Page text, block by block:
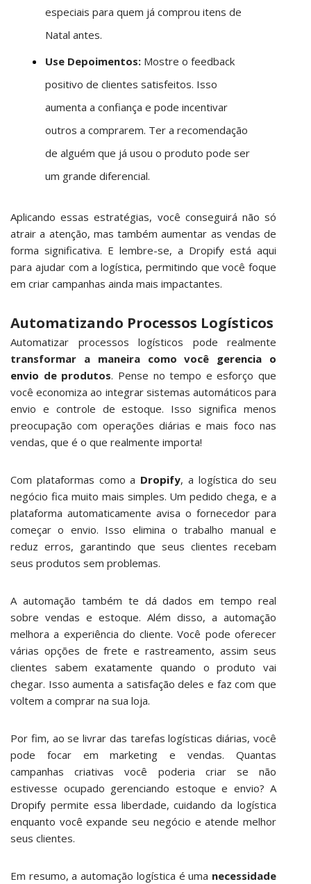
especiais para quem já comprou itens de
Natal antes.
Use Depoimentos: Mostre o feedback
positivo de clientes satisfeitos. Isso
aumenta a confiança e pode incentivar
outros a comprarem. Ter a recomendação
de alguém que já usou o produto pode ser
um grande diferencial.
Aplicando essas estratégias, você conseguirá não só
atrair a atenção, mas também aumentar as vendas de
forma significativa. E lembre-se, a Dropify está aqui
para ajudar com a logística, permitindo que você foque
em criar campanhas ainda mais impactantes.
Automatizando Processos Logísticos
Automatizar processos logísticos pode realmente
transformar a maneira como você gerencia o
envio de produtos. Pense no tempo e esforço que
você economiza ao integrar sistemas automáticos para
envio e controle de estoque. Isso significa menos
preocupação com operações diárias e mais foco nas
vendas, que é o que realmente importa!
Com plataformas como a Dropify, a logística do seu
negócio fica muito mais simples. Um pedido chega, e a
plataforma automaticamente avisa o fornecedor para
começar o envio. Isso elimina o trabalho manual e
reduz erros, garantindo que seus clientes recebam
seus produtos sem problemas.
A automação também te dá dados em tempo real
sobre vendas e estoque. Além disso, a automação
melhora a experiência do cliente. Você pode oferecer
várias opções de frete e rastreamento, assim seus
clientes sabem exatamente quando o produto vai
chegar. Isso aumenta a satisfação deles e faz com que
voltem a comprar na sua loja.
Por fim, ao se livrar das tarefas logísticas diárias, você
pode focar em marketing e vendas. Quantas
campanhas criativas você poderia criar se não
estivesse ocupado gerenciando estoque e envio? A
Dropify permite essa liberdade, cuidando da logística
enquanto você expande seu negócio e atende melhor
seus clientes.
Em resumo, a automação logística é uma necessidade